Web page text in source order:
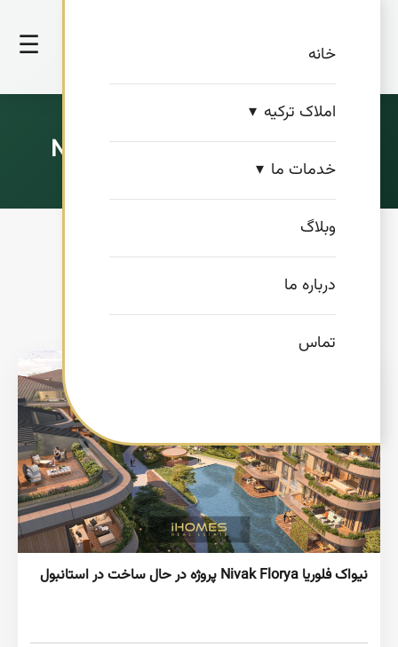
خانه
املاک ترکیه
خدمات ما
وبلاگ
درباره ما
تماس
☰
شرکت نیواک گروپ Nivak Group
نیواک فلوریا Nivak Florya پروژه در حال ساخت در استانبول